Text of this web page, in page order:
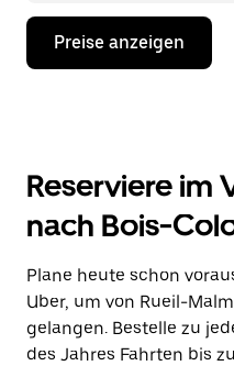
Drücke
Nach-
Kalender
interagieren
ein
Datum
auszuwählen.
Drücke
die
Escape-
Preise anzeigen
Reserviere im
nach Bois-
Plane heute schon
Uber, um von Rueil-
gelangen. Bestelle zu
des Jahres Fahrten bis